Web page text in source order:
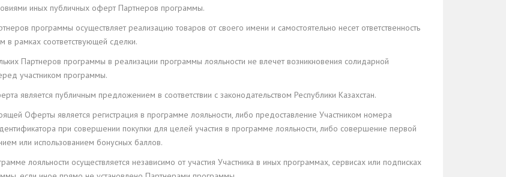
иных публичных оферт Партнеров программы.
программы осуществляет реализацию товаров от своего имени и самостоятельно несет ответственность
в рамках соответствующей сделки.
Партнеров программы в реализации программы лояльности не влечет возникновения солидарной
участником программы.
является публичным предложением в соответствии с законодательством Республики Казахстан.
Оферты является регистрация в программе лояльности, либо предоставление Участником номера
при совершении покупки для целей участия в программе лояльности, либо совершение первой
или использованием бонусных баллов.
лояльности осуществляется независимо от участия Участника в иных программах, сервисах или подписках